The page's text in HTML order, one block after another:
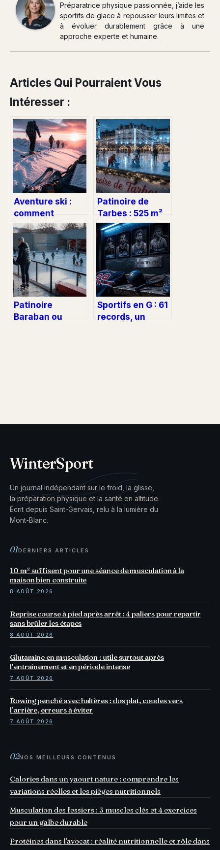
Préparatrice physique passionnée, j’aide les
sportifs de glace à repousser leurs limites et
à évoluer durablement grâce à une
approche experte et humaine.
Articles Qui Pourraient Vous
Intéresser :
Aventure ski :
comment
préparer son
itinéraire,
maîtriser la
sécurité et
réussir son
expédition
Patinoire de
Tarbes : 525 m²
de glace et nos
conseils pour
patiner sans la
foule
Patinoire
Baraban ou
Sportifs en G : 61
records, un
WinterSport
Un journal indépendant sur le froid, la glisse,
la préparation physique et la santé en altitude.
Écrit depuis Saint-Gervais, relu à la lumière du
Mont-Blanc.
01DERNIERS ARTICLES
10 m² suffisent pour une séance de musculation à la
maison bien construite
8 AOÛT 2026
Reprise course à pied après arrêt : 4 paliers pour repartir
sans brûler les étapes
8 AOÛT 2026
Glutamine en musculation : utile surtout après
l’entraînement et en période intense
7 AOÛT 2026
Rowing penché avec haltères : dos plat, coudes vers
l’arrière, erreurs à éviter
7 AOÛT 2026
02NOS MEILLEURS CONTENUS
Calories dans un yaourt nature : comprendre les
variations réelles et les pièges nutritionnels
Musculation des fessiers : 3 muscles clés et 4 exercices
pour un galbe durable
Protéines dans l'avocat : réalité nutritionnelle et rôle dans